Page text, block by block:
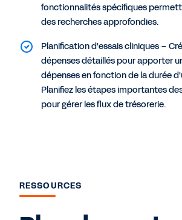
fonctionnalités spécifiques
des recherches approfondies.
Planification d'essais cliniques –
dépenses détaillés pour apporter
dépenses en fonction de la durée
Planifiez les étapes importantes
pour gérer les flux de trésorerie.
RESSOURCES